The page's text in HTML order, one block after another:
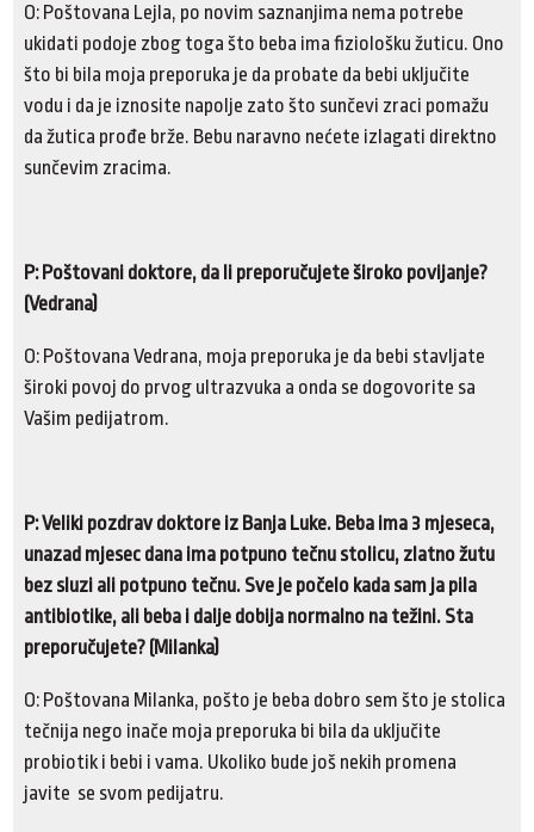
O: Poštovana Lejla, po novim saznanjima nema potrebe
ukidati podoje zbog toga što beba ima fiziološku žuticu. Ono
što bi bila moja preporuka je da probate da bebi uključite
vodu i da je iznosite napolje zato što sunčevi zraci pomažu
da žutica prođe brže. Bebu naravno nećete izlagati direktno
sunčevim zracima.
P: Poštovani doktore, da li preporučujete široko povijanje?
(Vedrana)
O: Poštovana Vedrana, moja preporuka je da bebi stavljate
široki povoj do prvog ultrazvuka a onda se dogovorite sa
Vašim pedijatrom.
P: Veliki pozdrav doktore iz Banja Luke. Beba ima 3 mjeseca,
unazad mjesec dana ima potpuno tečnu stolicu, zlatno žutu
bez sluzi ali potpuno tečnu. Sve je počelo kada sam ja pila
antibiotike, ali beba i dalje dobija normalno na težini. Sta
preporučujete? (Milanka)
O: Poštovana Milanka, pošto je beba dobro sem što je stolica
tečnija nego inače moja preporuka bi bila da uključite
probiotik i bebi i vama. Ukoliko bude još nekih promena
javite se svom pedijatru.